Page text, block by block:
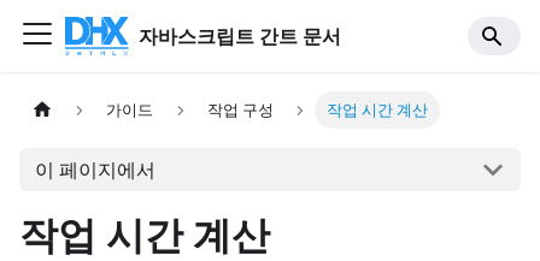
자바스크립트 간트 문서
가이드 작업 구성 작업 시간 계산
이 페이지에서
작업 시간 계산